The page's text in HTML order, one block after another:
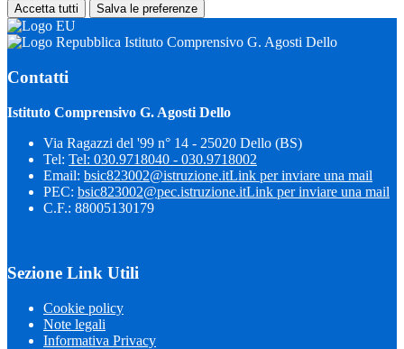
Accetta tutti Salva le preferenze
Istituto Comprensivo G. Agosti Dello
Contatti
Istituto Comprensivo G. Agosti Dello
Via Ragazzi del '99 n° 14 - 25020 Dello (BS)
Tel: Tel: 030.9718040 - 030.9718002
Email: bsic823002@istruzione.itLink per inviare una mail
PEC: bsic823002@pec.istruzione.itLink per inviare una mail
C.F.: 88005130179
Sezione Link Utili
Cookie policy
Note legali
Informativa Privacy